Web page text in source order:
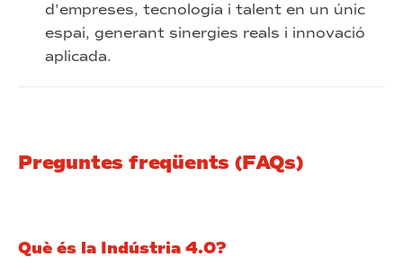
d’empreses, tecnologia i talent en un únic
espai, generant sinergies reals i innovació
aplicada.
Preguntes freqüents (FAQs)
Què és la Indústria 4.0?